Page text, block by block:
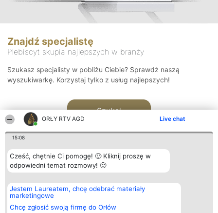
ORŁY RTV AGD Live chat
15:08
Cześć, chętnie Ci pomogę! 🙂 Kliknij proszę w
odpowiedni temat rozmowy! 🙂
Jestem Laureatem, chcę odebrać materiały
marketingowe
Chcę zgłosić swoją firmę do Orłów
Znajdź specjalistę
Plebiscyt skupia najlepszych w branży
Szukasz specjalisty w pobliżu Ciebie? Sprawdź naszą
wyszukiwarkę. Korzystaj tylko z usług najlepszych!
Szukaj
Organizator plebiscytu
Bright Side Solutions sp. z o.
o. sp. k.
ul. Ruska 22
Wrocław 50-079
Plebiscyt
Laureaci
wszystkich
Laureatów
Kontakt
Kontakt